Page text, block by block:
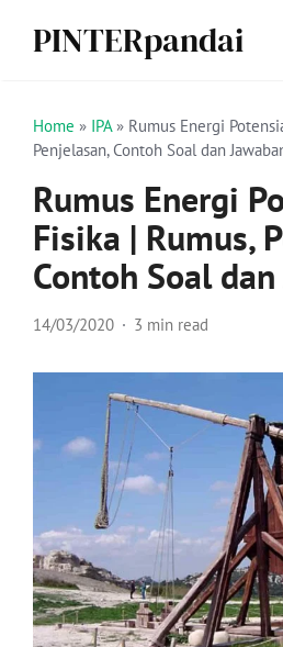
PINTERpandai
Home » IPA» Rumus Energi
Penjelasan, Contoh Soal dan
Rumus Energi
Fisika | Rumus,
Contoh Soal
14/03/2020 3 min read